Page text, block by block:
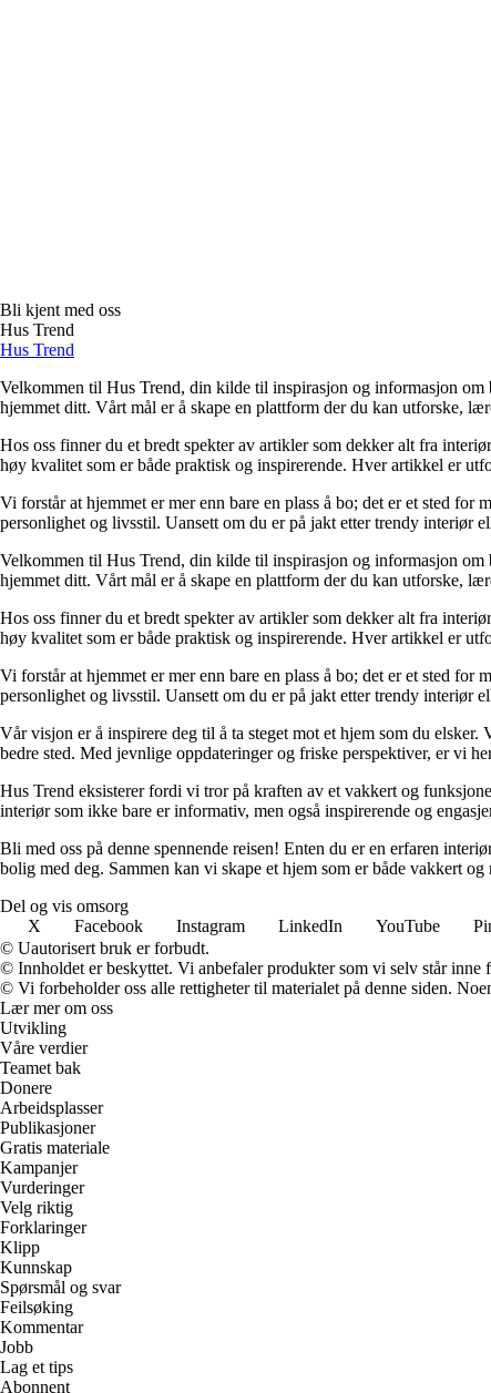
Bli kjent med oss
Hus Trend
Hus Trend
Velkommen til Hus Trend, din kilde til inspirasjon og informasjon om
hjemmet ditt. Vårt mål er å skape en plattform der du kan utforske,
Hos oss finner du et bredt spekter av artikler som dekker alt fra
høy kvalitet som er både praktisk og inspirerende. Hver artikkel er
Vi forstår at hjemmet er mer enn bare en plass å bo; det er et sted
personlighet og livsstil. Uansett om du er på jakt etter trendy interiør
Velkommen til Hus Trend, din kilde til inspirasjon og informasjon om
hjemmet ditt. Vårt mål er å skape en plattform der du kan utforske,
Hos oss finner du et bredt spekter av artikler som dekker alt fra
høy kvalitet som er både praktisk og inspirerende. Hver artikkel er
Vi forstår at hjemmet er mer enn bare en plass å bo; det er et sted
personlighet og livsstil. Uansett om du er på jakt etter trendy interiør
Vår visjon er å inspirere deg til å ta steget mot et hjem som du
bedre sted. Med jevnlige oppdateringer og friske perspektiver, er vi
Hus Trend eksisterer fordi vi tror på kraften av et vakkert og
interiør som ikke bare er informativ, men også inspirerende og
Bli med oss på denne spennende reisen! Enten du er en erfaren
bolig med deg. Sammen kan vi skape et hjem som er både vakkert og
Del og vis omsorg
X
Facebook Instagram LinkedIn YouTube
© Uautorisert bruk er forbudt.
© Innholdet er beskyttet. Vi anbefaler produkter som vi selv står
© Vi forbeholder oss alle rettigheter til materialet på denne siden.
Lær mer om oss
Utvikling
Våre verdier
Teamet bak
Donere
Arbeidsplasser
Publikasjoner
Gratis materiale
Kampanjer
Vurderinger
Velg riktig
Forklaringer
Klipp
Kunnskap
Spørsmål og svar
Feilsøking
Kommentar
Jobb
Lag et tips
Abonnent